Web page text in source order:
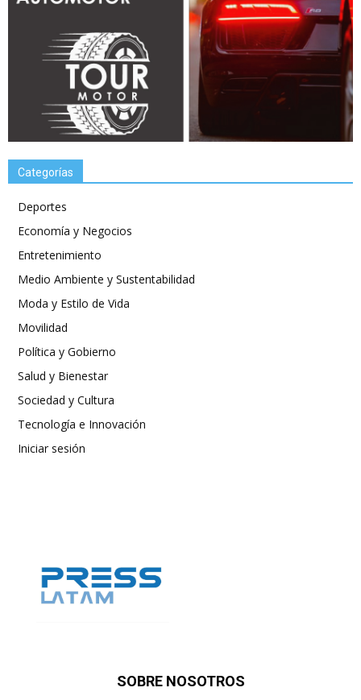
Categorías
Deportes
Economía y Negocios
Entretenimiento
Medio Ambiente y Sustentabilidad
Moda y Estilo de Vida
Movilidad
Política y Gobierno
Salud y Bienestar
Sociedad y Cultura
Tecnología e Innovación
Iniciar sesión
SOBRE NOSOTROS